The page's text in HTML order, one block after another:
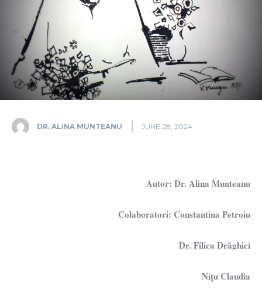
DR. ALINA MUNTEANU JUNE 28, 2024
Autor: Dr. Alina Munteanu
Colaboratori: Constantina Petroiu
Dr. Filica Drăghici
Nițu Claudia